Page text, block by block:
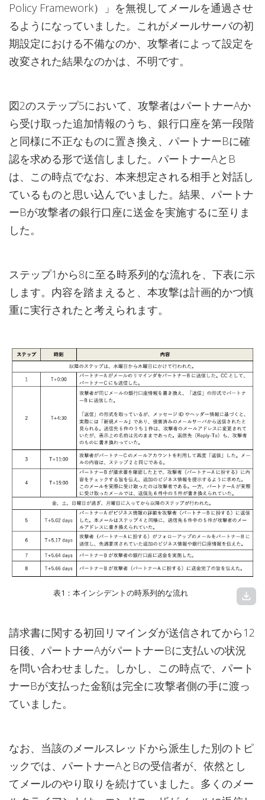
Policy Framework）」を無視してメールを通過させ
るようになっていました。これがメールサーバの初
期設定における不備なのか、攻撃者によって設定を
改変された結果なのかは、不明です。
図2のステップ5において、攻撃者はパートナーAか
ら受け取った追加情報のうち、銀行口座を第一段階
と同様に不正なものに置き換え、パートナーBに確
認を求める形で送信しました。パートナーAとB
は、この時点でなお、本来想定される相手と対話し
ているものと思い込んでいました。結果、パートナ
ーBが攻撃者の銀行口座に送金を実施するに至りま
した。
ステップ1から8に至る時系列的な流れを、下表に示
します。内容を踏まえると、本攻撃は計画的かつ慎
重に実行されたと考えられます。
表1：本インシデントの時系列的な流れ download
請求書に関する初回リマインダが送信されてから12
日後、パートナーAがパートナーBに支払いの状況
を問い合わせました。しかし、この時点で、パート
ナーBが支払った金額は完全に攻撃者側の手に渡っ
ていました。
なお、当該のメールスレッドから派生した別のトピ
ックでは、パートナーAとBの受信者が、依然とし
てメールのやり取りを続けていました。多くのメー